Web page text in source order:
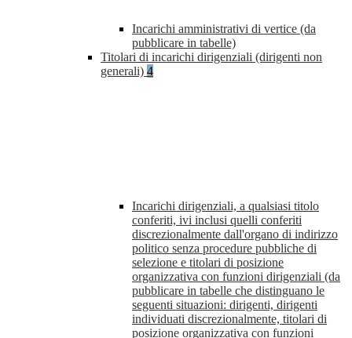
Incarichi amministrativi di vertice (da
pubblicare in tabelle)
Titolari di incarichi dirigenziali (dirigenti non
generali) 4
Incarichi dirigenziali, a qualsiasi titolo
conferiti, ivi inclusi quelli conferiti
discrezionalmente dall'organo di indirizzo
politico senza procedure pubbliche di
selezione e titolari di posizione
organizzativa con funzioni dirigenziali (da
pubblicare in tabelle che distinguano le
seguenti situazioni: dirigenti, dirigenti
individuati discrezionalmente, titolari di
posizione organizzativa con funzioni